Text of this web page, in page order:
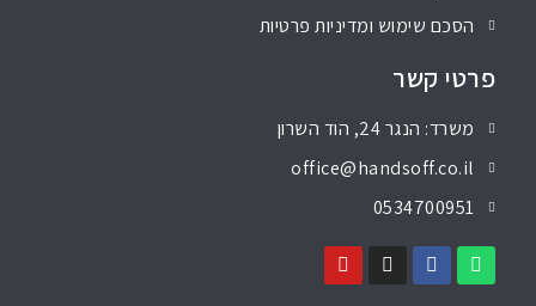
הסכם שימוש ומדיניות פרטיות
פרטי קשר
משרד: הנגר 24, הוד השרון
office@handsoff.co.il
0534700951